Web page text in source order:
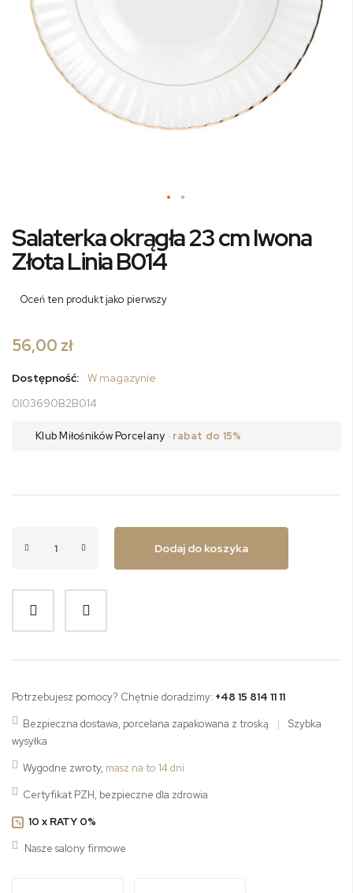
na
początek
galerii
Salaterka okrągła 23 cm Iwona
Złota Linia B014
Oceń ten produkt jako pierwszy
56,00 zł
Dostępność:
W magazynie
0I03690B2B014
Klub Miłośników Porcelany · rabat do 15%
Dodaj do koszyka
Potrzebujesz pomocy? Chętnie doradzimy: +48 15 814 11 11
Bezpieczna dostawa, porcelana zapakowana z troską
|
Szybka
wysyłka
Wygodne zwroty, masz na to 14 dni
Certyfikat PZH, bezpieczne dla zdrowia
%
10 x RATY 0%
Nasze salony firmowe